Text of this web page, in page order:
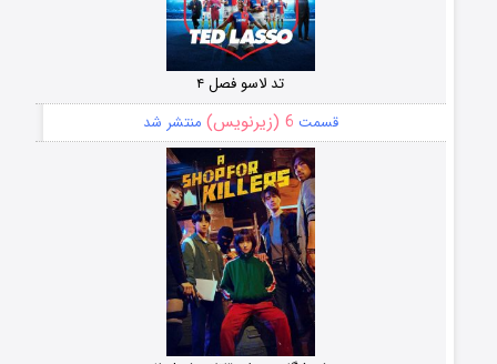
تد لاسو فصل ۴
قسمت 6 (زیرنویس) منتشر شد